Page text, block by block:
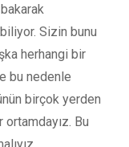
Sizin bunu
herhangi bir
bu nedenle
birçok yerden
ortamdayız. Bu